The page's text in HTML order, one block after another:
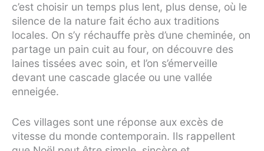
c’est choisir un temps plus lent, plus dense, où le
silence de la nature fait écho aux traditions
locales. On s’y réchauffe près d’une cheminée, on
partage un pain cuit au four, on découvre des
laines tissées avec soin, et l’on s’émerveille
devant une cascade glacée ou une vallée
enneigée.
Ces villages sont une réponse aux excès de
vitesse du monde contemporain. Ils rappellent